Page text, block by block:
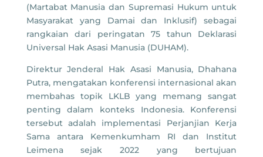
(Martabat Manusia dan Supremasi Hukum untuk
Masyarakat yang Damai dan Inklusif) sebagai
rangkaian dari peringatan 75 tahun Deklarasi
Universal Hak Asasi Manusia (DUHAM).
Direktur Jenderal Hak Asasi Manusia, Dhahana
Putra, mengatakan konferensi internasional akan
membahas topik LKLB yang memang sangat
penting dalam konteks Indonesia. Konferensi
tersebut adalah implementasi Perjanjian Kerja
Sama antara Kemenkumham RI dan Institut
Leimena sejak 2022 yang bertujuan